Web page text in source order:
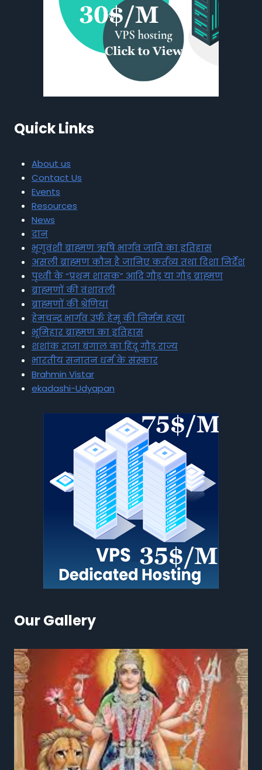
Quick Links
About us
Contact Us
Events
Resources
News
दान
भृगुवंशी ब्राह्मण ऋषि भार्गव जाति का इतिहास
असली ब्राह्मण कौन है जानिए कर्तव्य तथा दिशा निर्देश
पृथ्वी के “प्रथम शासक” आदि गौड़ या गौड़ ब्राह्मण
ब्राह्मणों की वंशावली
ब्राह्मणों की श्रेणियां
हेमचन्द्र भार्गव उर्फ हेमू की निर्मम हत्या
भूमिहार ब्राह्मण का इतिहास
शशांक राजा बंगाल का हिंदू गौड़ राज्य
भारतीय सनातन धर्म के संस्कार
Brahmin Vistar
ekadashi-Udyapan
Our Gallery